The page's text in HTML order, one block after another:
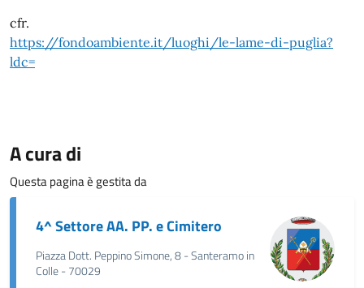
cfr.
https://fondoambiente.it/luoghi/le-lame-di-puglia?
ldc=
A cura di
Questa pagina è gestita da
4^ Settore AA. PP. e Cimitero
Piazza Dott. Peppino Simone, 8 - Santeramo in
Colle - 70029